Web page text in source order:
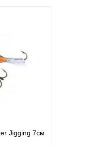
Jigging 7см